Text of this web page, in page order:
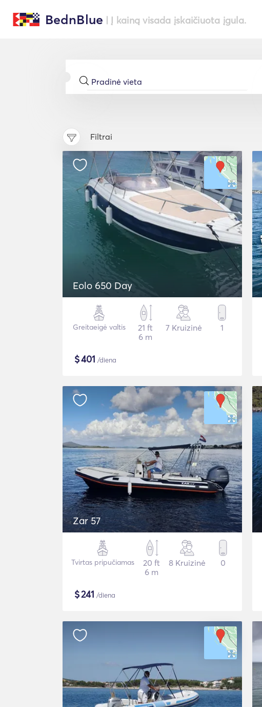
BednBlue | Į kainą visada įskaičiuota įgula.
Filtrai
Eolo 650 Day
Greitaeigė valtis
21 ft
6 m
7 Kruizinė 1
$401 /diena
Zar 57
Tvirtas pripučiamas
20 ft
6 m
8 Kruizinė 0
$241 /diena